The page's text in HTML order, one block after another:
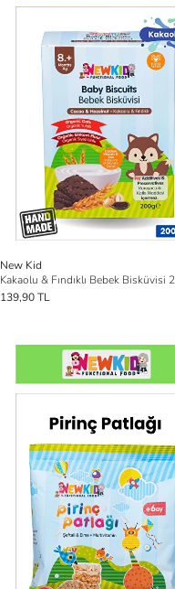
New Kid
Kakaolu & Fındıklı Bebek Bisküvisi
139,90 TL